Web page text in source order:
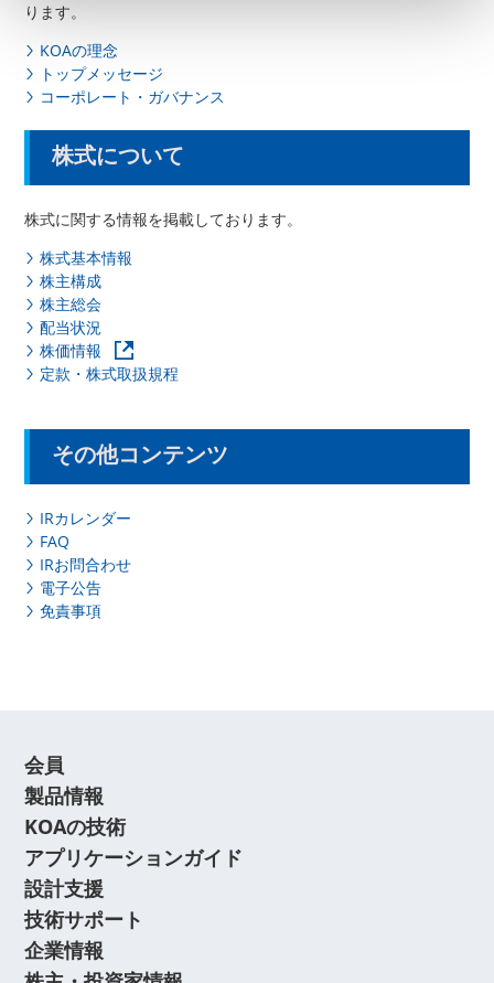
ります。
KOAの理念
トップメッセージ
コーポレート・ガバナンス
株式について
株式に関する情報を掲載しております。
株式基本情報
株主構成
株主総会
配当状況
株価情報
定款・株式取扱規程
その他コンテンツ
IRカレンダー
FAQ
IRお問合わせ
電子公告
免責事項
会員
製品情報
KOAの技術
アプリケーションガイド
設計支援
技術サポート
企業情報